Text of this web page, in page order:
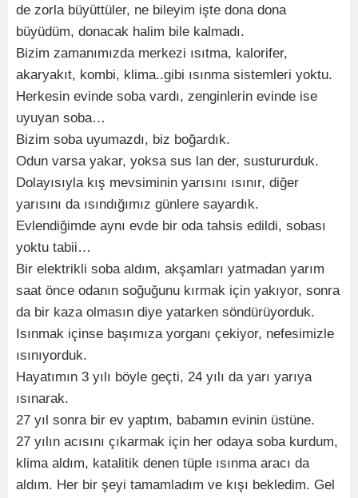
de zorla büyüttüler, ne bileyim işte dona dona
büyüdüm, donacak halim bile kalmadı.
Bizim zamanımızda merkezi ısıtma, kalorifer,
akaryakıt, kombi, klima..gibi ısınma sistemleri yoktu.
Herkesin evinde soba vardı, zenginlerin evinde ise
uyuyan soba…
Bizim soba uyumazdı, biz boğardık.
Odun varsa yakar, yoksa sus lan der, sustururduk.
Dolayısıyla kış mevsiminin yarısını ısınır, diğer
yarısını da ısındığımız günlere sayardık.
Evlendiğimde aynı evde bir oda tahsis edildi, sobası
yoktu tabii…
Bir elektrikli soba aldım, akşamları yatmadan yarım
saat önce odanın soğuğunu kırmak için yakıyor, sonra
da bir kaza olmasın diye yatarken söndürüyorduk.
Isınmak içinse başımıza yorganı çekiyor, nefesimizle
ısınıyorduk.
Hayatımın 3 yılı böyle geçti, 24 yılı da yarı yarıya
ısınarak.
27 yıl sonra bir ev yaptım, babamın evinin üstüne.
27 yılın acısını çıkarmak için her odaya soba kurdum,
klima aldım, katalitik denen tüple ısınma aracı da
aldım. Her bir şeyi tamamladım ve kışı bekledim. Gel